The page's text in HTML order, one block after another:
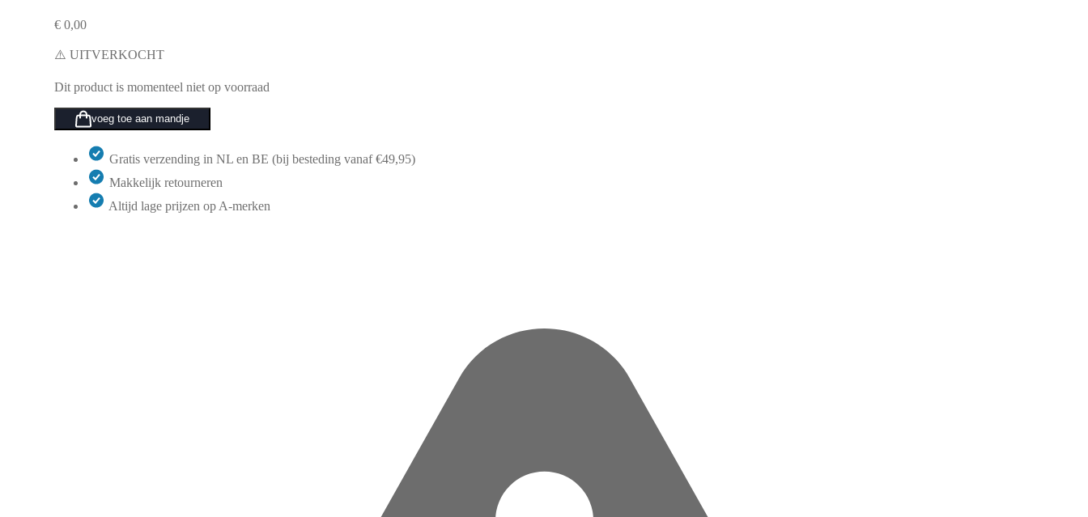
€0,00
⚠️ UITVERKOCHT
Dit product is momenteel niet op voorraad
voeg toe aan mandje
Gratis verzending in NL en BE (bij besteding vanaf €49,95)
Makkelijk retourneren
Altijd lage prijzen op A-merken